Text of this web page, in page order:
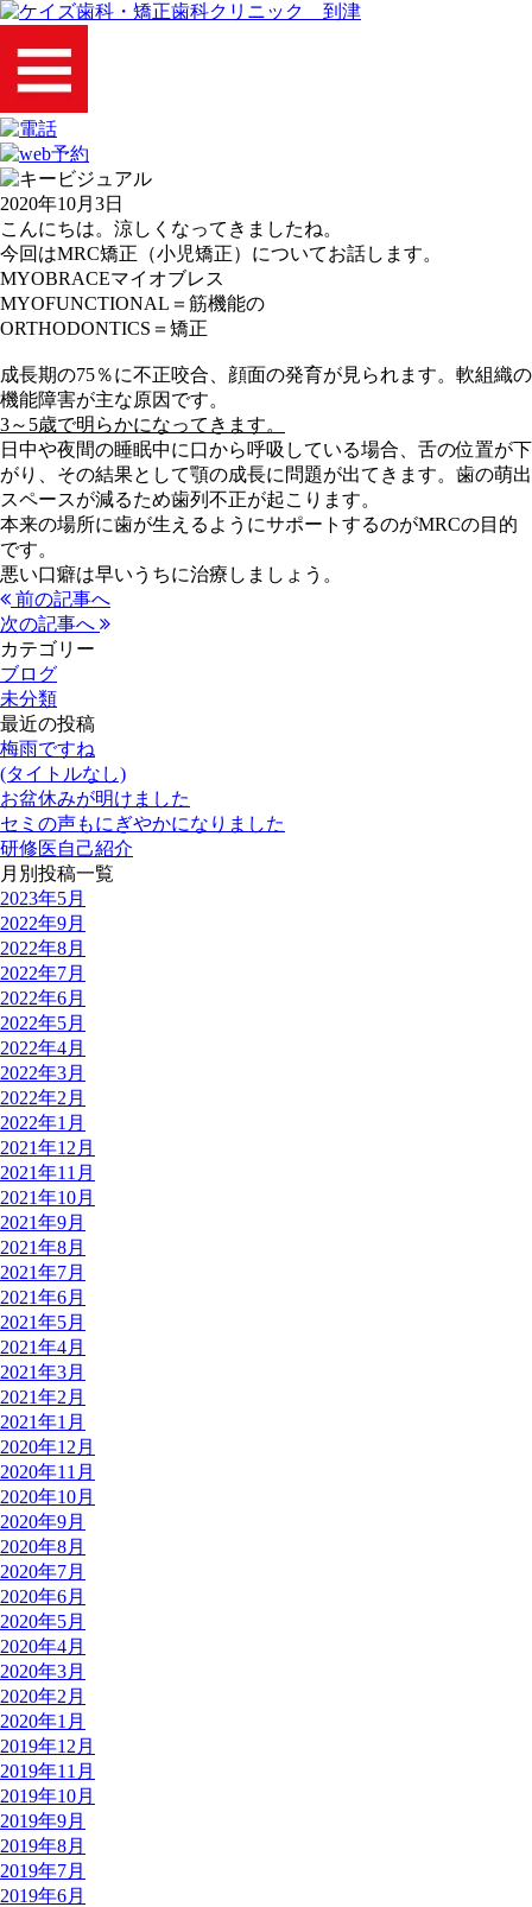
2020年10月3日
こんにちは。涼しくなってきましたね。
今回はMRC矯正（小児矯正）についてお話します。
MYOBRACEマイオブレス
MYOFUNCTIONAL＝筋機能の
ORTHODONTICS＝矯正
成長期の75％に不正咬合、顔面の発育が見られます。軟組織の
機能障害が主な原因です。
3～5歳で明らかになってきます。
日中や夜間の睡眠中に口から呼吸している場合、舌の位置が下
がり、その結果として顎の成長に問題が出てきます。歯の萌出
スペースが減るため歯列不正が起こります。
本来の場所に歯が生えるようにサポートするのがMRCの目的
です。
悪い口癖は早いうちに治療しましょう。
前の記事へ
次の記事へ
カテゴリー
ブログ
未分類
最近の投稿
梅雨ですね
(タイトルなし)
お盆休みが明けました
セミの声もにぎやかになりました
研修医自己紹介
月別投稿一覧
2023年5月
2022年9月
2022年8月
2022年7月
2022年6月
2022年5月
2022年4月
2022年3月
2022年2月
2022年1月
2021年12月
2021年11月
2021年10月
2021年9月
2021年8月
2021年7月
2021年6月
2021年5月
2021年4月
2021年3月
2021年2月
2021年1月
2020年12月
2020年11月
2020年10月
2020年9月
2020年8月
2020年7月
2020年6月
2020年5月
2020年4月
2020年3月
2020年2月
2020年1月
2019年12月
2019年11月
2019年10月
2019年9月
2019年8月
2019年7月
2019年6月